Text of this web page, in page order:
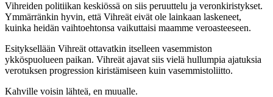
Vihreiden politiikan keskiössä on siis peruuttelu ja veronkiristykset.
Ymmärränkin hyvin, että Vihreät eivät ole lainkaan laskeneet,
kuinka heidän vaihtoehtonsa vaikuttaisi maamme veroasteeseen.
Esityksellään Vihreät ottavatkin itselleen vasemmiston
ykköspuolueen paikan. Vihreät ajavat siis vielä hullumpia ajatuksia
verotuksen progression kiristämiseen kuin vasemmistoliitto.
Kahville voisin lähteä, en muualle.